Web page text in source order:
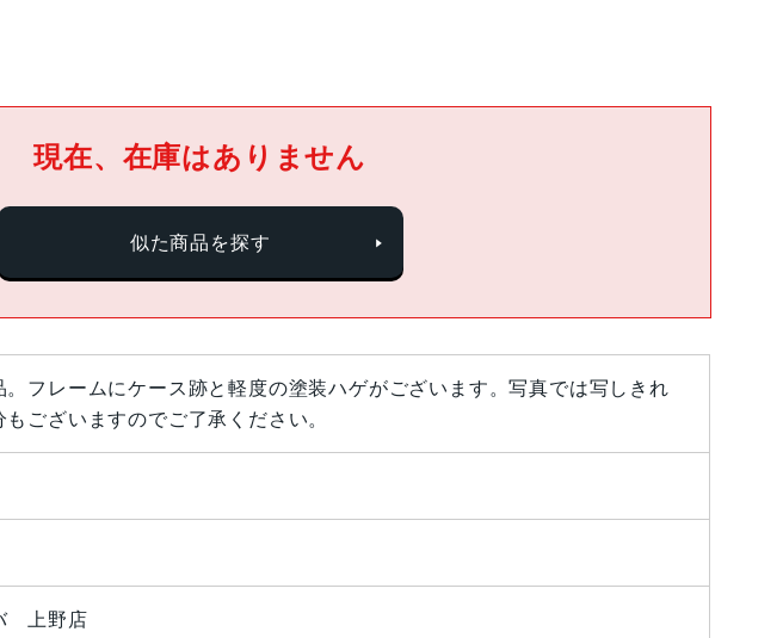
現在、在庫はありません
似た商品を探す
。フレームにケース跡と軽度の塗装ハゲがございます。写真では写しきれ
もございますのでご了承ください。
上野店